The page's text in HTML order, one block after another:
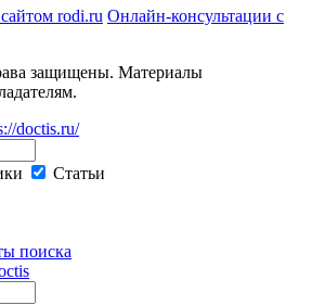
rodi.ru Онлайн-консультации с
защищены. Материалы
doctis.ru/
Статьи
поиска